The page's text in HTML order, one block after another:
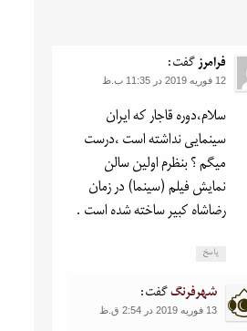
فرامرزگفت:
12 فوریه 2019 در 11:35 ب.ظ
سلام،دوره قاجار که ایران
سینمایی نداشته است ،درست
میگم ؟ بنظرم اولین سالن
نمایش فیلم (سینما) در زمان
رضاشاه کبیر ساخته شده است .
پاسخ
شهرفرنگگفت:
13 فوریه 2019 در 2:54 ق.ظ